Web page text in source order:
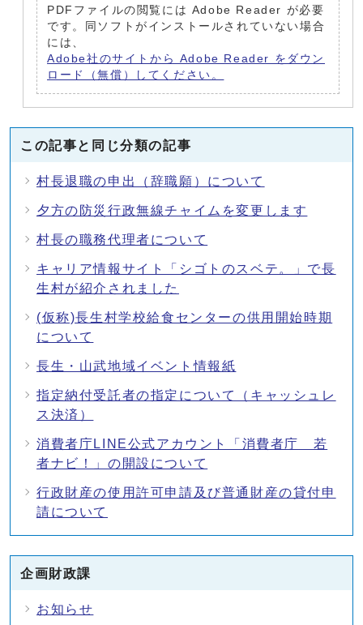
PDFファイルの閲覧には Adobe Reader が必要
です。同ソフトがインストールされていない場合
には、
Adobe社のサイトから Adobe Reader をダウン
ロード（無償）してください。
この記事と同じ分類の記事
村長退職の申出（辞職願）について
夕方の防災行政無線チャイムを変更します
村長の職務代理者について
キャリア情報サイト「シゴトのスベテ。」で長
生村が紹介されました
(仮称)長生村学校給食センターの供用開始時期
について
長生・山武地域イベント情報紙
指定納付受託者の指定について（キャッシュレ
ス決済）
消費者庁LINE公式アカウント「消費者庁 若
者ナビ！」の開設について
行政財産の使用許可申請及び普通財産の貸付申
請について
企画財政課
お知らせ